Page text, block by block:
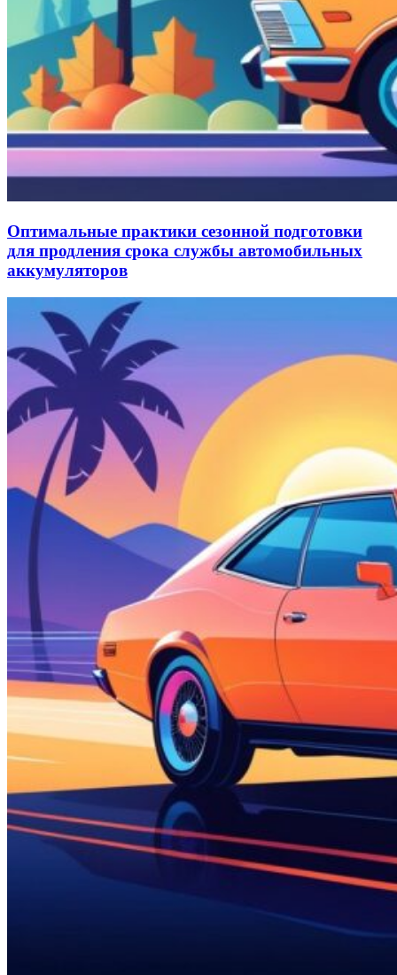
Оптимальные практики сезонной подготовки
для продления срока службы автомобильных
аккумуляторов